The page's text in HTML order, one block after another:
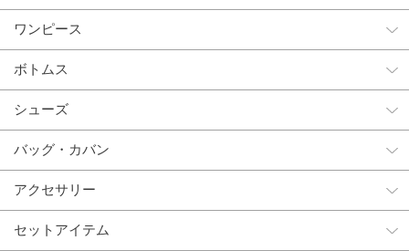
ワンピース
ボトムス
シューズ
バッグ・カバン
アクセサリー
セットアイテム